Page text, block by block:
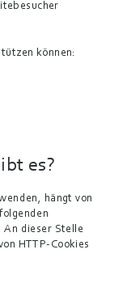
können:
es?
hängt von
An dieser Stelle
HTTP-Cookies